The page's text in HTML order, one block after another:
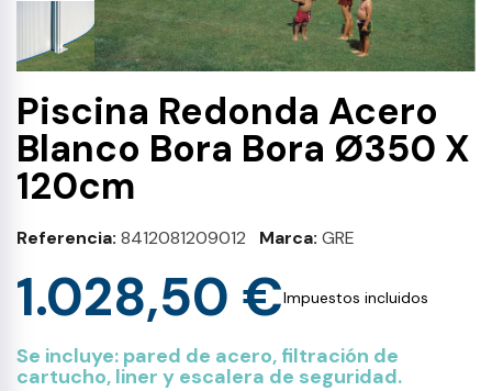
Piscina Redonda Acero
Blanco Bora Bora Ø350 X
120cm
Referencia 8412081209012 Marca GRE
1.028,50 €Impuestos incluidos
Se incluye: pared de acero, filtración de
cartucho, liner y escalera de seguridad.